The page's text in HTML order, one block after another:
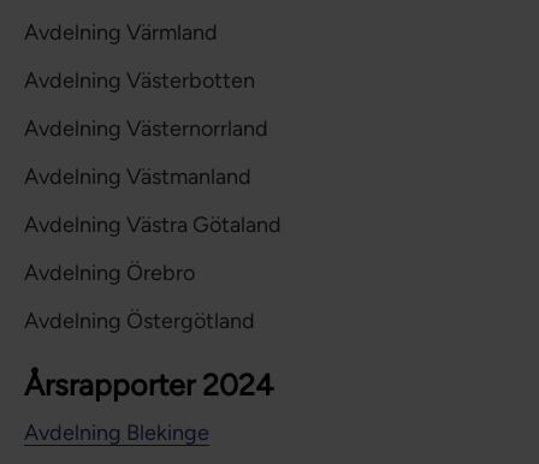
Avdelning Värmland
Avdelning Västerbotten
Avdelning Västernorrland
Avdelning Västmanland
Avdelning Västra Götaland
Avdelning Örebro
Avdelning Östergötland
Årsrapporter 2024
Avdelning Blekinge